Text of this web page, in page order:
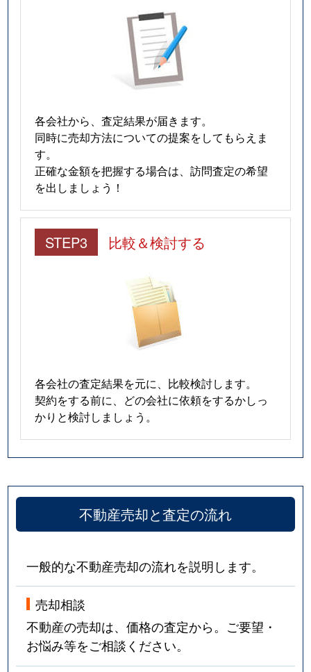
各会社から、査定結果が届きます。
同時に売却方法についての提案をしてもらえま
す。
正確な金額を把握する場合は、訪問査定の希望
を出しましょう！
STEP3 比較＆検討する
各会社の査定結果を元に、比較検討します。
契約をする前に、どの会社に依頼をするかしっ
かりと検討しましょう。
不動産売却と査定の流れ
一般的な不動産売却の流れを説明します。
売却相談
不動産の売却は、価格の査定から。ご要望・
お悩み等をご相談ください。